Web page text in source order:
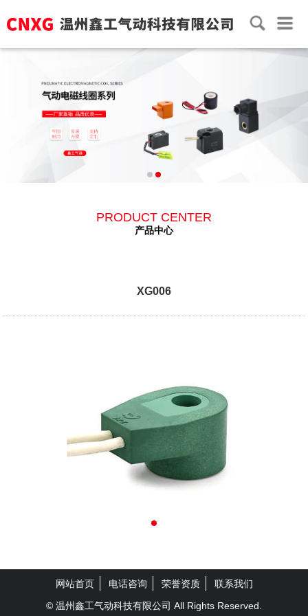
PRODUCT CENTER
产品中心
XG006
网站首页 电话咨询 荣誉资质
联系我们
© 温州鑫工气动科技有限公司 All Rights Reserved.